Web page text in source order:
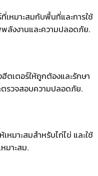
เหมาะสมกับพื้นที่และการใช้
ลังงานและความปลอดภัย.
ตเตอร์ให้ถูกต้องและรักษา
ตรวจสอบความปลอดภัย.
หมาะสมสำหรับไก่ไข่ และใช้
มาะสม.